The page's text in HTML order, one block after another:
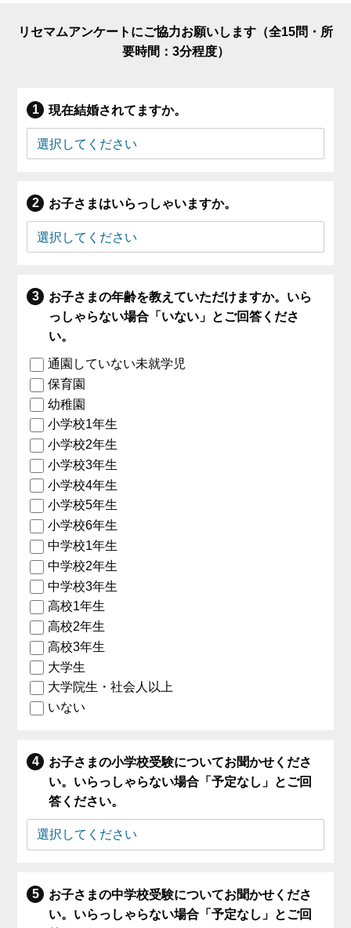
リセマムアンケートにご協力お願いします（全15問・所
要時間：3分程度）
現在結婚されてますか。
お子さまはいらっしゃいますか。
お子さまの年齢を教えていただけますか。いら
っしゃらない場合「いない」とご回答くださ
い。
通園していない未就学児
保育園
幼稚園
小学校1年生
小学校2年生
小学校3年生
小学校4年生
小学校5年生
小学校6年生
中学校1年生
中学校2年生
中学校3年生
高校1年生
高校2年生
高校3年生
大学生
大学院生・社会人以上
いない
お子さまの小学校受験についてお聞かせくださ
い。いらっしゃらない場合「予定なし」とご回
答ください。
お子さまの中学校受験についてお聞かせくださ
い。いらっしゃらない場合「予定なし」とご回